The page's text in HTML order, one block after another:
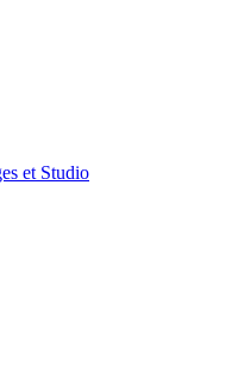
et Studio